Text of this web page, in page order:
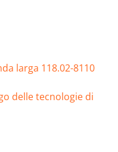
larga 118.02-8110
delle tecnologie di